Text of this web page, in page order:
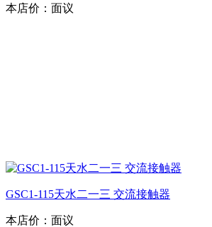
本店价： 面议
GSC1-115天水二一三 交流接触器
本店价： 面议